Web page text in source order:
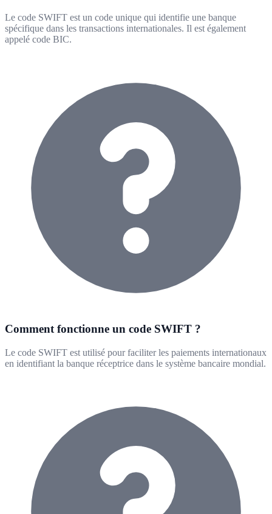
Le code SWIFT est un code unique qui identifie une banque
spécifique dans les transactions internationales. Il est également
appelé code BIC.
Comment fonctionne un code SWIFT ?
Le code SWIFT est utilisé pour faciliter les paiements internationaux
en identifiant la banque réceptrice dans le système bancaire mondial.